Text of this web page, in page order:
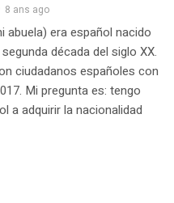
8 ans ago
abuela) era español nacido
década del siglo XX.
ciudadanos españoles con
Mi pregunta es: tengo
a adquirir la nacionalidad